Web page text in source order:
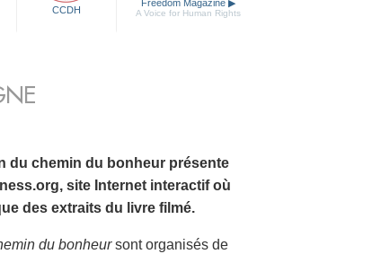
CCDH
Freedom Magazine ▶
A Voice for Human Rights
du chemin du bonheur présente
site Internet interactif où
des extraits du livre filmé.
du bonheursont organisés de